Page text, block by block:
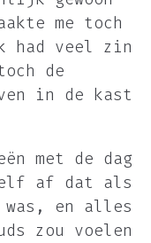
me toch
had veel zin
de
in de kast
met de dag
af dat als
was, en alles
zou voelen